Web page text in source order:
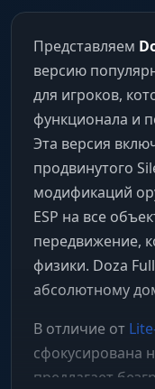
Представляем
версию
для игроков,
функционала и
Эта версия
продвинутого
модификаций
ESP на все
передвижение,
физики. Doza
абсолютному
В отличие от
сфокусирована
предлагает